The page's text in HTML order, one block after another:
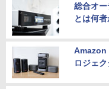
総合オ
とは何者
Amazon
ロジェ